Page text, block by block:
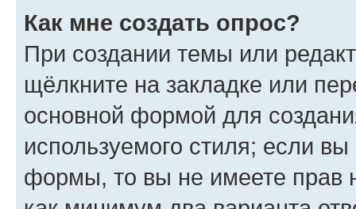
Как мне создать опрос?
При создании темы или
щёлкните на закладке или
основной формой для
используемого стиля; если
формы, то вы не имеете прав